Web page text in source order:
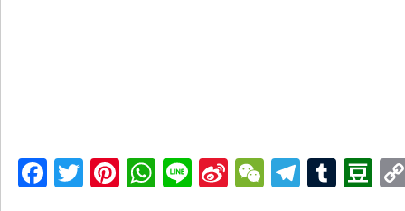
Facebook
TwitterPinterest
WhatsApp
LineSinaWeChat